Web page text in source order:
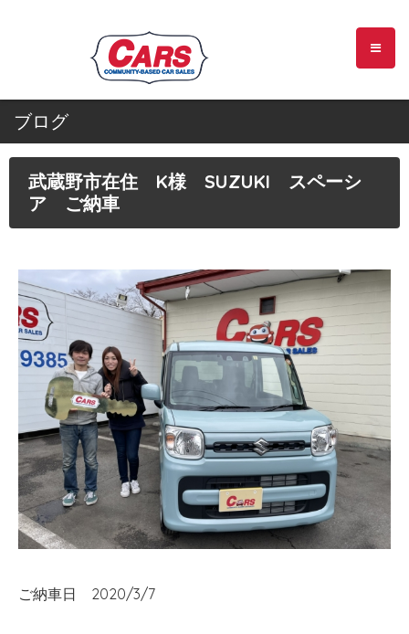
ブログ
武蔵野市在住 K様 SUZUKI スペーシ
ア ご納車
ご納車日 2020/3/7